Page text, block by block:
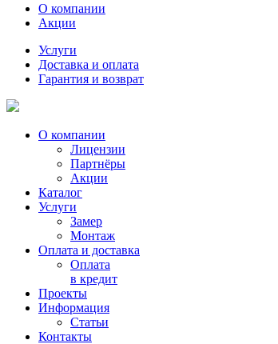
О компании
Акции
Услуги
Доставка и оплата
Гарантия и возврат
О компании
Лицензии
Партнёры
Акции
Каталог
Услуги
Замер
Монтаж
Оплата и доставка
Оплата
в кредит
Проекты
Информация
Статьи
Контакты